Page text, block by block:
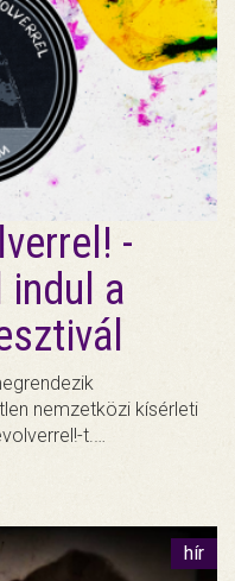
-
indul a
nemzetközi kísérleti
t.…
hír